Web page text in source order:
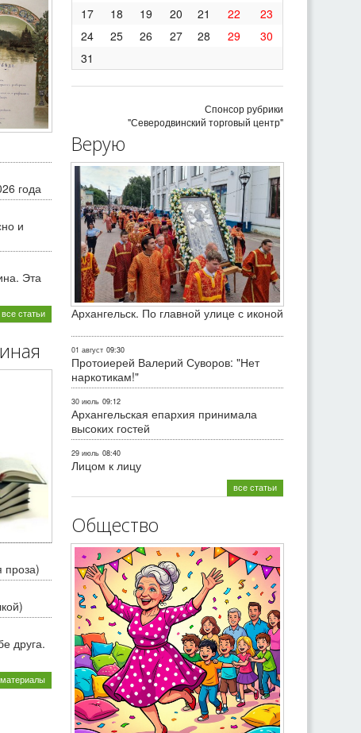
года
и
Эта
все статьи
проза)
друга.
17
18 19 20 21 22
23
24
25 26 27 28 29
30
31
Спонсор рубрики
"Северодвинский торговый центр"
Верую
Архангельск. По главной улице с иконой
01 август 09:30
Протоиерей Валерий Суворов: "Нет
наркотикам!"
30 июль 09:12
Архангельская епархия принимала
высоких гостей
29 июль 08:40
Лицом к лицу
все статьи
Общество